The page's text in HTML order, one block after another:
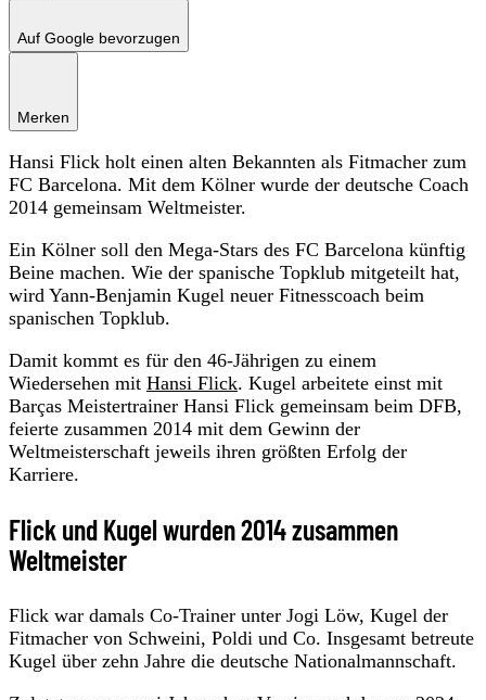
Auf Google bevorzugen
Merken
Hansi Flick holt einen alten Bekannten als Fitmacher zum
FC Barcelona. Mit dem Kölner wurde der deutsche Coach
2014 gemeinsam Weltmeister.
Ein Kölner soll den Mega-Stars des FC Barcelona künftig
Beine machen. Wie der spanische Topklub mitgeteilt hat,
wird Yann-Benjamin Kugel neuer Fitnesscoach beim
spanischen Topklub.
Damit kommt es für den 46-Jährigen zu einem
Wiedersehen mit Hansi Flick. Kugel arbeitete einst mit
Barças Meistertrainer Hansi Flick gemeinsam beim DFB,
feierte zusammen 2014 mit dem Gewinn der
Weltmeisterschaft jeweils ihren größten Erfolg der
Karriere.
Flick und Kugel wurden 2014 zusammen
Weltmeister
Flick war damals Co-Trainer unter Jogi Löw, Kugel der
Fitmacher von Schweini, Poldi und Co. Insgesamt betreute
Kugel über zehn Jahre die deutsche Nationalmannschaft.